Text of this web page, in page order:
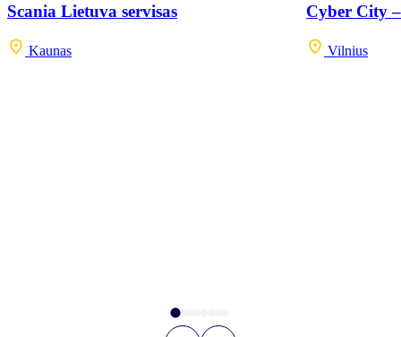
Scania Lietuva servisas
Kaunas
Cyber City
Vilnius